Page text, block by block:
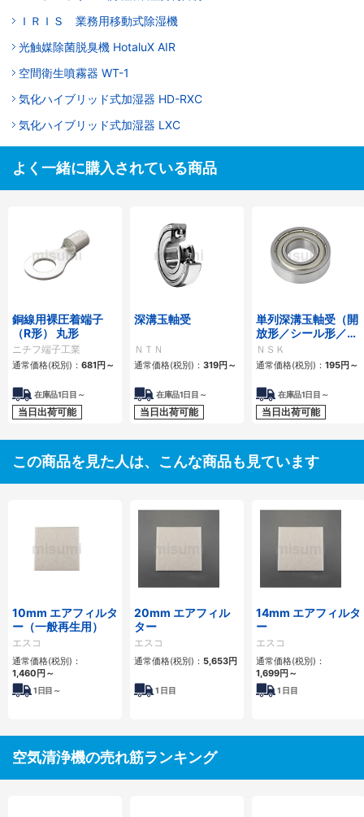
ＩＲＩＳ 業務用移動式除湿機
光触媒除菌脱臭機 HotaluX AIR
空間衛生噴霧器 WT-1
気化ハイブリッド式加湿器 HD-RXC
気化ハイブリッド式加湿器 LXC
よく一緒に購入されている商品
銅線用裸圧着端子
（R形） 丸形
ニチフ端子工業
通常価格(税別)： 681円 ～
在庫品1日目～
当日出荷可能
深溝玉軸受
ＮＴＮ
通常価格(税別)： 319円 ～
在庫品1日目～
当日出荷可能
単列深溝玉軸受（開
放形／シール形／シ
ールド形）
ＮＳＫ
通常価格(税別)： 195円 ～
在庫品1日目～
当日出荷可能
この商品を見た人は、こんな商品も見ています
10mm エアフィルタ
ー（一般再生用）
エスコ
通常価格(税別)：
1,460円 ～
1日目～
20mm エアフィル
ター
エスコ
通常価格(税別)： 5,653円
1 日目
14mm エアフィルタ
ー
エスコ
通常価格(税別)：
1,699円 ～
1 日目
空気清浄機の売れ筋ランキング